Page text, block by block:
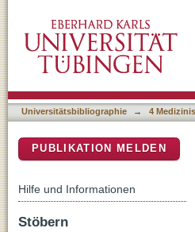
and Meta-Analysis of
Universitätsbibliographie → 4
PUBLIKATION MELDEN
Hilfe und Informationen
Stöbern